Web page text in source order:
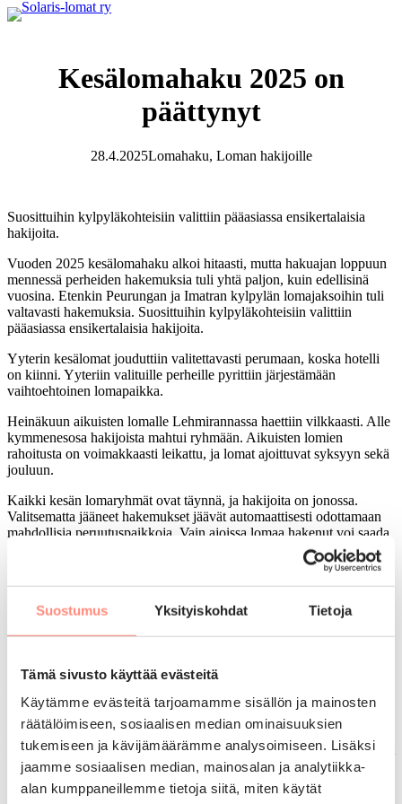
Suostumus Yksityiskohdat Tietoja
Tämä sivusto käyttää evästeitä
Käytämme evästeitä tarjoamamme sisällön ja mainosten
räätälöimiseen, sosiaalisen median ominaisuuksien
tukemiseen ja kävijämäärämme analysoimiseen. Lisäksi
jaamme sosiaalisen median, mainosalan ja analytiikka-
alan kumppaneillemme tietoja siitä, miten käytät
Siirry
Kesälomahaku 2025 on
päättynyt
28.4.2025Lomahaku, Loman hakijoille
Suosittuihin kylpyläkohteisiin valittiin pääasiassa ensikertalaisia
hakijoita.
Vuoden 2025 kesälomahaku alkoi hitaasti, mutta hakuajan loppuun
mennessä perheiden hakemuksia tuli yhtä paljon, kuin edellisinä
vuosina. Etenkin Peurungan ja Imatran kylpylän lomajaksoihin tuli
valtavasti hakemuksia. Suosittuihin kylpyläkohteisiin valittiin
pääasiassa ensikertalaisia hakijoita.
Yyterin kesälomat jouduttiin valitettavasti perumaan, koska hotelli
on kiinni. Yyteriin valituille perheille pyrittiin järjestämään
vaihtoehtoinen lomapaikka.
Heinäkuun aikuisten lomalle Lehmirannassa haettiin vilkkaasti. Alle
kymmenesosa hakijoista mahtui ryhmään. Aikuisten lomien
rahoitusta on voimakkaasti leikattu, ja lomat ajoittuvat syksyyn sekä
jouluun.
Kaikki kesän lomaryhmät ovat täynnä, ja hakijoita on jonossa.
Valitsematta jääneet hakemukset jäävät automaattisesti odottamaan
mahdollisia peruutuspaikkoja. Vain ajoissa lomaa hakenut voi saada
hakemukselle ottamalla yhteyttä lomasihteeriin sähköpostilla
LinkedIn
Facebook
Sähköposti
Lue seuraavaksi Kaikki ajankohtaiset
30.1.2026Lomahaku, Loman hakijoille, Tiedotteet, Yleinen